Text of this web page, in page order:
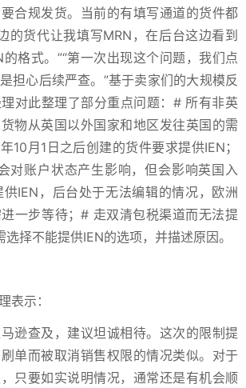
合规发货。当前的有填写通道的货件都
的货代让我填写MRN，在后台这边看到
格式。”“第一次出现这个问题，我们点
担心后续严查。”基于卖家们的大规模反
对此整理了部分重点问题：# 所有非英
物从英国以外国家和地区发往英国的需
10月1日之后创建的货件要求提供IEN；
对账户状态产生影响，但会影响英国入
IEN，后台处于无法编辑的情况，欧洲
一步等待；# 走双清包税渠道而无法提
择不能提供IEN的选项，并描述原因。
表示：
逊查及，建议坦诚相待。这次的限制提
单而被取消销售权限的情况类似。对于
只要如实说明情况，通常还是有机会顺